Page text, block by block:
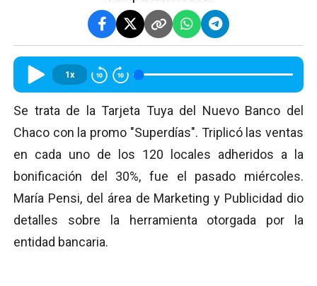
1x
Se trata de la Tarjeta Tuya del Nuevo Banco del
Chaco con la promo "Superdías". Triplicó las ventas
en cada uno de los 120 locales adheridos a la
bonificación del 30%, fue el pasado miércoles.
María Pensi, del área de Marketing y Publicidad dio
detalles sobre la herramienta otorgada por la
entidad bancaria.